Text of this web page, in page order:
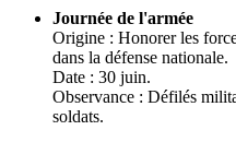
Journée de l'armée
Origine : Honorer les
dans la défense nationale.
Date : 30 juin.
Observance : Défilés
soldats.